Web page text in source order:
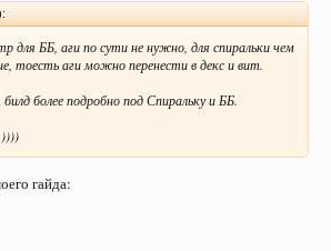
для ББ, аги по сути не нужно, для спиральки чем
тоесть аги можно перенести в декс и вит.
более подробно под Спиральку и ББ.
гайда: